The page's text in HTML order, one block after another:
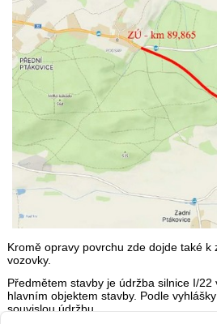
Kromě opravy povrchu zde dojde také k
vozovky.
Předmětem stavby je údržba silnice I/
hlavním objektem stavby. Podle
souvislou údržbu.